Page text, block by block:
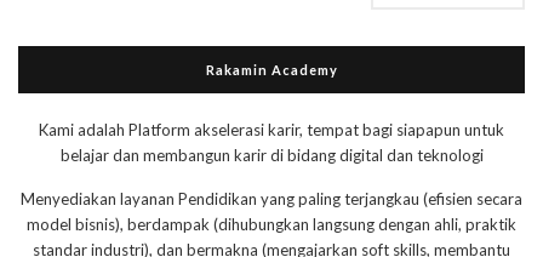
Rakamin Academy
Kami adalah Platform akselerasi karir, tempat bagi siapapun untuk
belajar dan membangun karir di bidang digital dan teknologi
Menyediakan layanan Pendidikan yang paling terjangkau (efisien secara
model bisnis), berdampak (dihubungkan langsung dengan ahli, praktik
standar industri), dan bermakna (mengajarkan soft skills, membantu